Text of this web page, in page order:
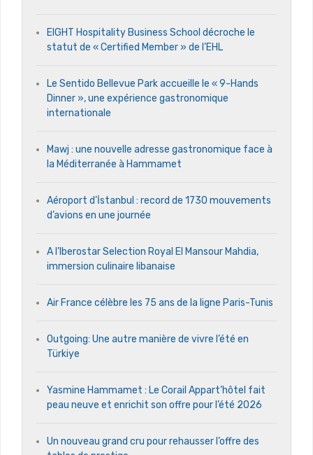
EIGHT Hospitality Business School décroche le
statut de « Certified Member » de l’EHL
Le Sentido Bellevue Park accueille le « 9-Hands
Dinner », une expérience gastronomique
internationale
Mawj : une nouvelle adresse gastronomique face à
la Méditerranée à Hammamet
Aéroport d’İstanbul : record de 1730 mouvements
d’avions en une journée
A l’Iberostar Selection Royal El Mansour Mahdia,
immersion culinaire libanaise
Air France célèbre les 75 ans de la ligne Paris-Tunis
Outgoing: Une autre manière de vivre l’été en
Türkiye
Yasmine Hammamet : Le Corail Appart’hôtel fait
peau neuve et enrichit son offre pour l’été 2026
Un nouveau grand cru pour rehausser l’offre des